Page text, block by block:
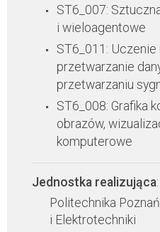
ST6_007:
i wieloagentowe
ST6_011:
przetwarzanie
przetwarzaniu
ST6_008: Grafika
obrazów,
komputerowe
Jednostka realizująca:
Politechnika
i Elektrotechniki